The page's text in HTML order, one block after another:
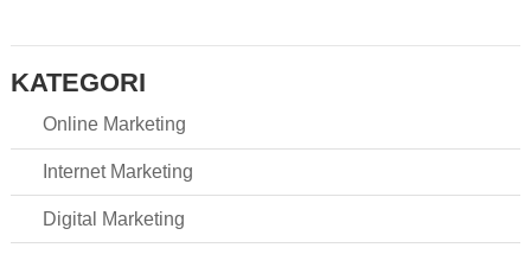
KATEGORI
Online Marketing
Internet Marketing
Digital Marketing